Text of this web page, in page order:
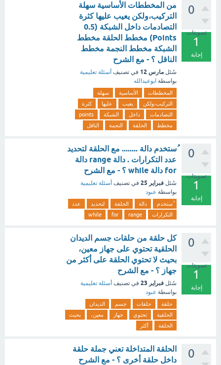
0
تصويتات
1
إجابة
من المخططات الأساسية سهلة
التركيب،ولكن يعيب عليها كثرة
التصادمات داخل الشبكة (0.5
Points) مخطط الحلقة مخطط
الشبكة مخطط النجمة مخطط
الناقل ؟ - مع الشرح
سُئل مارس 12 في تصنيف أسئلة تعليمية
بواسطة ابوعبدالله
المخططات الأساسية
سهلة
التركيب،ولكن
يعيب عليها
كثرة
التصادمات
داخل الشبكة
points
مخطط
الحلقة النجمة الناقل
0
تصويتات
1
إجابة
ُستخدم دالة ........ مع الحلقة لتحديد
عدد التكرارات . دالة range دالة
for دالة while ؟ - مع الشرح
سُئل فبراير 25 في تصنيف أسئلة تعليمية
بواسطة عبود
ُستخدم دالة الحلقة لتحديد
عدد
التكرارات
range
for
while
0
تصويتات
1
إجابة
كل حلقة من حلقات جسم الديدان
الحلقية تحتوي على جهاز معين،
بحيث لا تحتوي الحلقة على أكثر من
جهاز ؟ - مع الشرح
سُئل فبراير 23 في تصنيف أسئلة تعليمية
بواسطة عبود
حلقة حلقات جسم
الديدان
الحلقية
تحتوي جهاز معين،
بحيث
الحلقة
أكثر
0
الحلقة المتداخلة تعني جملة حلقة
داخل حلقة أخرى ؟ - مع الشرح